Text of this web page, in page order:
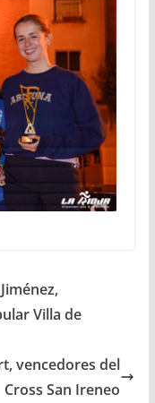
Villa de
vencedores del
Cross San Ireneo